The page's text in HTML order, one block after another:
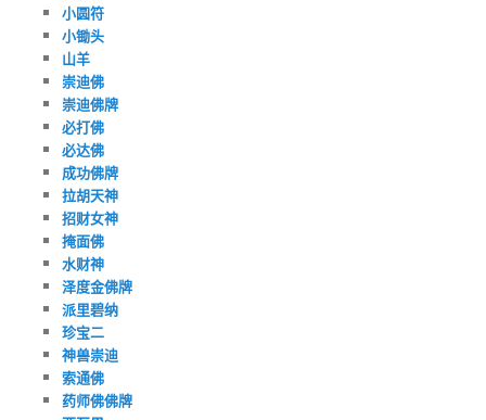
小圆符
小锄头
山羊
崇迪佛
崇迪佛牌
必打佛
必达佛
成功佛牌
拉胡天神
招财女神
掩面佛
水财神
泽度金佛牌
派里碧纳
珍宝二
神兽崇迪
索通佛
药师佛佛牌